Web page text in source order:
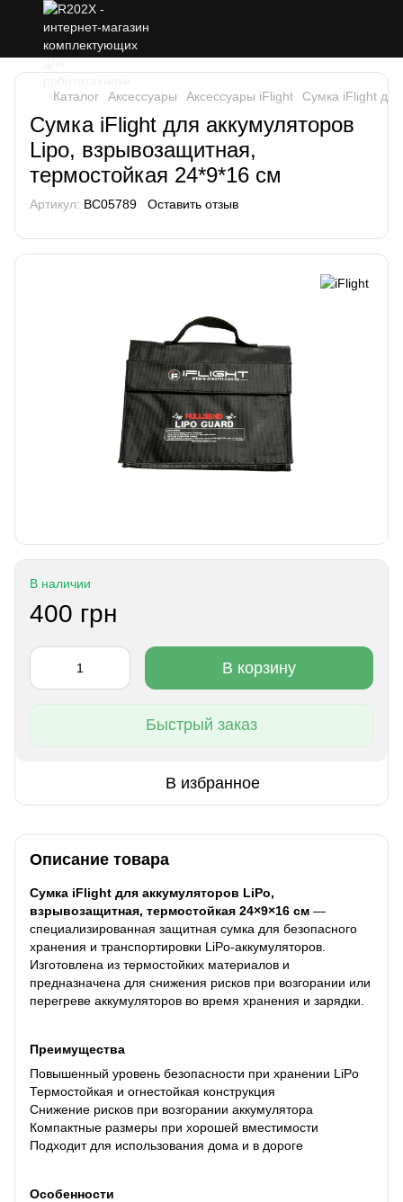
Каталог Аксессуары Аксессуары iFlight Cумка iFlight
Cумка iFlight для аккумуляторов
Lipo, взрывозащитная,
термостойкая 24*9*16 см
Артикул: BC05789 Оставить отзыв
В наличии
400 грн
В корзину
Быстрый заказ
В избранное
Описание товара
Сумка iFlight для аккумуляторов LiPo,
взрывозащитная, термостойкая 24×9×16 см —
специализированная защитная сумка для безопасного
хранения и транспортировки LiPo-аккумуляторов.
Изготовлена из термостойких материалов и
предназначена для снижения рисков при возгорании или
перегреве аккумуляторов во время хранения и зарядки.
Преимущества
Повышенный уровень безопасности при хранении LiPo
Термостойкая и огнестойкая конструкция
Снижение рисков при возгорании аккумулятора
Компактные размеры при хорошей вместимости
Подходит для использования дома и в дороге
Особенности